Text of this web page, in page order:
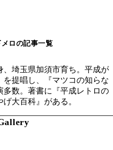
メロの記事一覧
、埼玉県加須市育ち。平成が
提唱し、『マツコの知らな
多数。著書に『平成レトロの
大百科』がある。